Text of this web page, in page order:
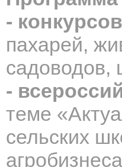
- конкурсов
пахарей,
садоводов,
-
теме
сельских